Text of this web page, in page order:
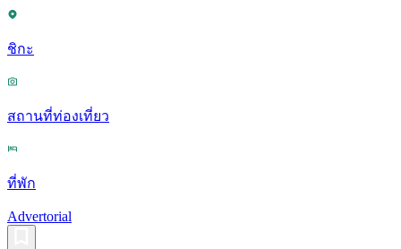
ชิกะ
สถานที่ท่องเที่ยว
ที่พัก
Advertorial